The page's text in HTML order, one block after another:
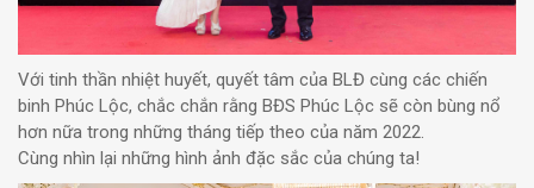
Với tinh thần nhiệt huyết, quyết tâm của BLĐ cùng các chiến
binh Phúc Lộc, chắc chắn rằng BĐS Phúc Lộc sẽ còn bùng nổ
hơn nữa trong những tháng tiếp theo của năm 2022.
Cùng nhìn lại những hình ảnh đặc sắc của chúng ta!